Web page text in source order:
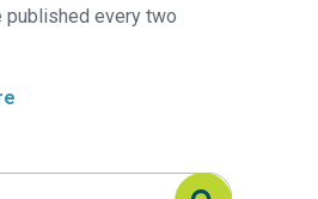
published every two
Seafood Advocate
Seafood Advocate